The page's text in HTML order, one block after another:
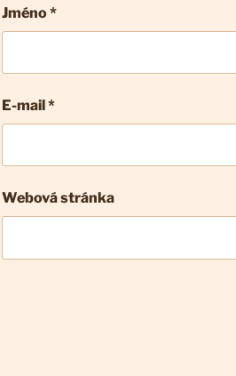
Jméno *
E-mail*
Webová stránka